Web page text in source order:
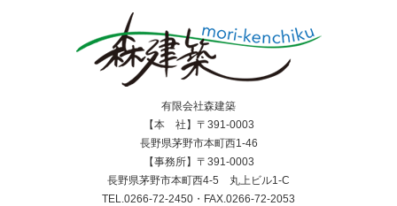
有限会社森建築
【本 社】〒391-0003
長野県茅野市本町西1-46
【事務所】〒391-0003
長野県茅野市本町西4-5 丸上ビル1-C
TEL.0266-72-2450・FAX.0266-72-2053